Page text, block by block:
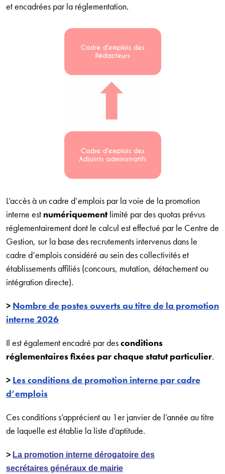
et encadrées par la réglementation.
L’accès à un cadre d’emplois par la voie de la promotion
interne est numériquementlimité par des quotas prévus
réglementairement dont le calcul est effectué par le Centre de
Gestion, sur la base des recrutements intervenus dans le
cadre d’emplois considéré au sein des collectivités et
établissements affiliés (concours, mutation, détachement ou
intégration directe).
> Nombre de postes ouverts au titre de la promotion
interne 2026
Il est également encadré par desconditions
réglementaires fixées par chaque statut particulier.
> Les conditions de promotion interne par cadre
d’emplois
Ces conditions s’apprécient au 1er janvier de l’année au titre
de laquelle est établie la liste d’aptitude.
> La promotion interne dérogatoire des
secrétaires généraux de mairie